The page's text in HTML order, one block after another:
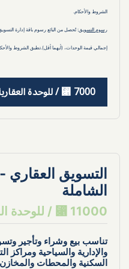
الشروط والأحكام.
رسوم التسويق
إجمالي قيمة الوحدات، (أيهما أقل).تطبق الشروط
7000 ⃁ / للوحدة العقارية
الشاملة
11000 ⃁ / للوحدة العقارية
السكنية والمحطات